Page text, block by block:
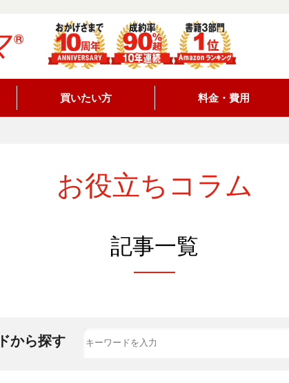
買いたい方 料金・費用
お役立ちコラム
記事一覧
から探す